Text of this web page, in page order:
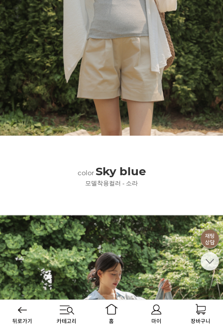
뒤로가기 카테고리 홈 마이 장바구니
color Sky blue
모델착용컬러 - 소라